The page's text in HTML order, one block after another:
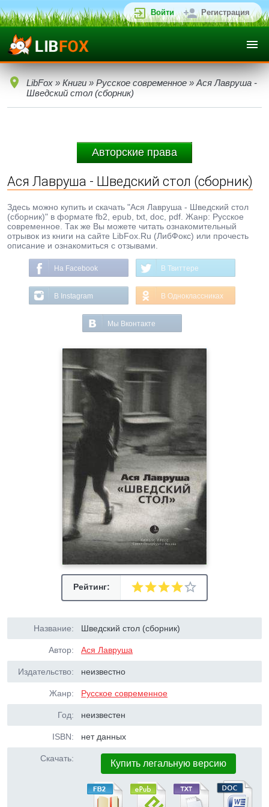
Войти Регистрация
LibFox » Книги » Русское современное » Ася Лавруша -
Шведский стол (сборник)
Авторские права
Ася Лавруша - Шведский стол (сборник)
Здесь можно купить и скачать "Ася Лавруша - Шведский стол
(сборник)" в формате fb2, epub, txt, doc, pdf. Жанр: Русское
современное. Так же Вы можете читать ознакомительный
отрывок из книги на сайте LibFox.Ru (ЛибФокс) или прочесть
описание и ознакомиться с отзывами.
На Facebook В Твиттере
В Instagram В Одноклассниках
Мы Вконтакте
Рейтинг:
Название: Шведский стол (сборник)
Автор: Ася Лавруша
Издательство: неизвестно
Жанр: Русское современное
Год: неизвестен
ISBN: нет данных
Скачать: Купить легальную версию